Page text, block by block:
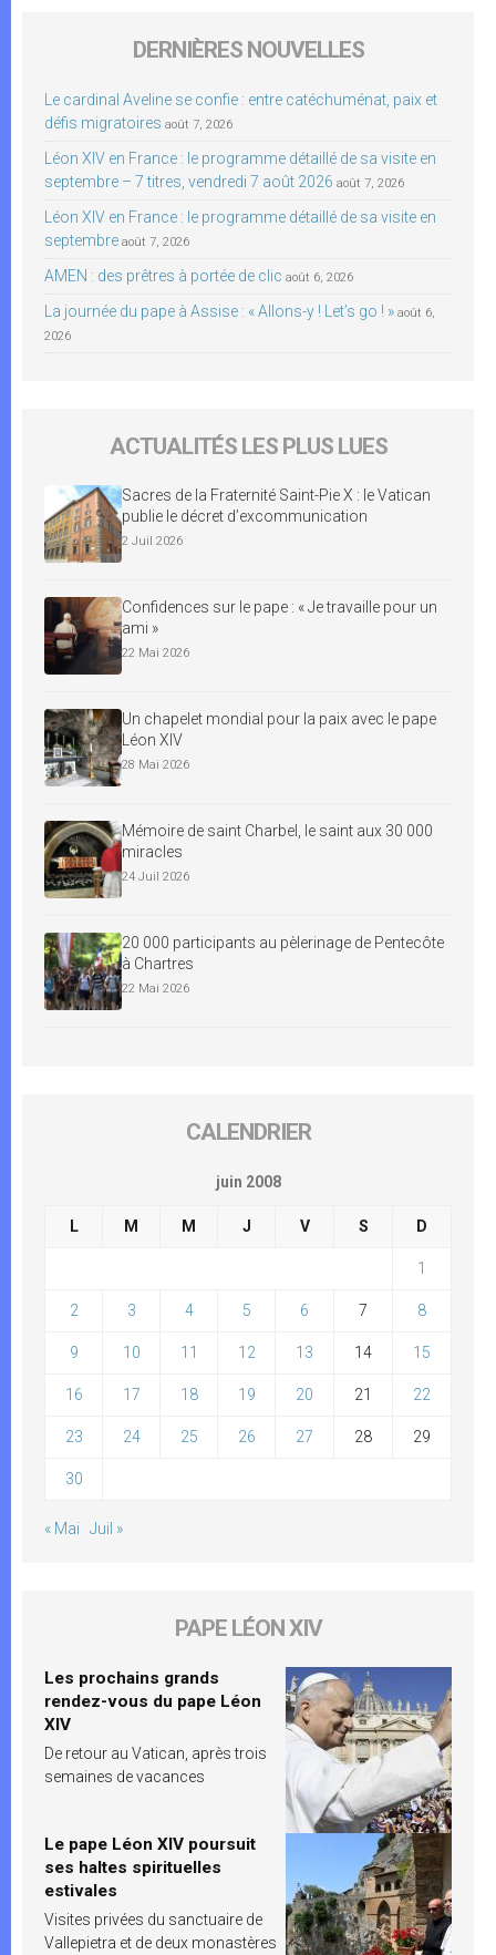
DERNIÈRES NOUVELLES
Le cardinal Aveline se confie : entre catéchuménat, paix et
défis migratoires août 7, 2026
Léon XIV en France : le programme détaillé de sa visite en
septembre – 7 titres, vendredi 7 août 2026 août 7, 2026
Léon XIV en France : le programme détaillé de sa visite en
septembre août 7, 2026
AMEN : des prêtres à portée de clic août 6, 2026
La journée du pape à Assise : « Allons-y ! Let’s go ! » août 6,
2026
ACTUALITÉS LES PLUS LUES
Sacres de la Fraternité Saint-Pie X : le Vatican
publie le décret d’excommunication
2 Juil 2026
Confidences sur le pape : « Je travaille pour un
ami »
22 Mai 2026
Un chapelet mondial pour la paix avec le pape
Léon XIV
28 Mai 2026
Mémoire de saint Charbel, le saint aux 30 000
miracles
24 Juil 2026
20 000 participants au pèlerinage de Pentecôte
à Chartres
22 Mai 2026
CALENDRIER
juin 2008
L M M J V S D
1
2 3 4 5 6 7 8
9 10 11 12 13 14 15
16 17 18 19 20 21 22
23 24 25 26 27 28 29
30
« Mai Juil »
PAPE LÉON XIV
Les prochains grands
rendez-vous du pape Léon
XIV
De retour au Vatican, après trois
semaines de vacances
Le pape Léon XIV poursuit
ses haltes spirituelles
estivales
Visites privées du sanctuaire de
Vallepietra et de deux monastères